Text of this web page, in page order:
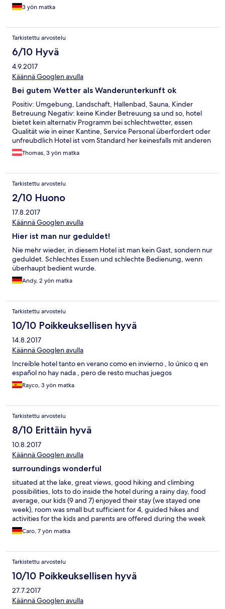
3 yön matka
Tarkistettu arvostelu
6/10 Hyvä
4.9.2017
Käännä Googlen avulla
Bei gutem Wetter als Wanderunterkunft ok
Positiv: Umgebung, Landschaft, Hallenbad, Sauna, Kinder
Betreuung Negativ: keine Kinder Betreuung sa und so, hotel
bietet kein alternativ Programm bei schlechtwetter, essen
Qualität wie in einer Kantine, Service Personal überfordert oder
unfreubdlich Hotel ist vom Standard her keinesfalls mit anderen
Alpen Hotels in Österreich vergleichbar, es fehlt offensichtlich
am Management.
Thomas, 3 yön matka
Tarkistettu arvostelu
2/10 Huono
17.8.2017
Käännä Googlen avulla
Hier ist man nur geduldet!
Nie mehr wieder, in diesem Hotel ist man kein Gast, sondern nur
geduldet. Schlechtes Essen und schlechte Bedienung, wenn
überhaupt bedient wurde.
Andy, 2 yön matka
Tarkistettu arvostelu
10/10 Poikkeuksellisen hyvä
14.8.2017
Käännä Googlen avulla
Increíble hotel tanto en verano como en invierno , lo único q en
español no hay nada , pero de resto muchas juegos
Rayco, 3 yön matka
Tarkistettu arvostelu
8/10 Erittäin hyvä
10.8.2017
Käännä Googlen avulla
surroundings wonderful
situated at the lake, great views, good hiking and climbing
possibilities, lots to do inside the hotel during a rainy day, food
average, our kids (9 and 7) enjoyed their stay (we stayed one
week), room was small but sufficient for 4, guided hikes and
activities for the kids and parents are offered during the week
Caro, 7 yön matka
Tarkistettu arvostelu
10/10 Poikkeuksellisen hyvä
27.7.2017
Käännä Googlen avulla